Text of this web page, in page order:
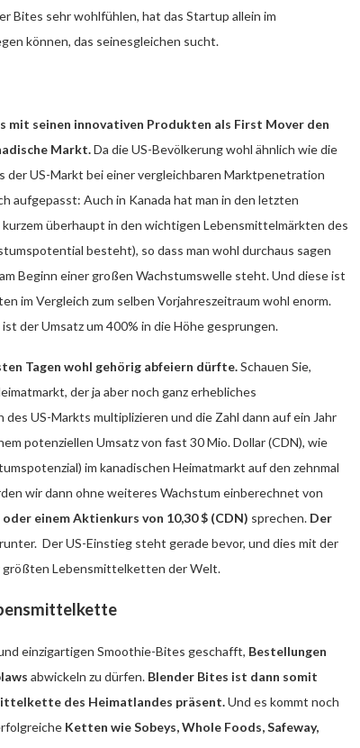
Bites sehr wohlfühlen, hat das Startup allein im
können, das seinesgleichen sucht.
mit seinen innovativen Produkten als First Mover den
Markt.Da die US-Bevölkerung wohl ähnlich wie die
der US-Markt bei einer vergleichbaren Marktpenetration
aufgepasst: Auch in Kanada hat man in den letzten
überhaupt in den wichtigen Lebensmittelmärkten des
besteht), so dass man wohl durchaus sagen
Beginn einer großen Wachstumswelle steht. Und diese ist
im Vergleich zum selben Vorjahreszeitraum wohl enorm.
der Umsatz um 400% in die Höhe gesprungen.
Tagen wohl gehörig abfeiern dürfte.Schauen Sie,
der ja aber noch ganz erhebliches
US-Markts multiplizieren und die Zahl dann auf ein Jahr
potenziellen Umsatz von fast 30 Mio. Dollar (CDN), wie
im kanadischen Heimatmarkt auf den zehnmal
wir dann ohne weiteres Wachstum einberechnet von
oder einem Aktienkurs von 10,30 $ (CDN) sprechen. Der
Der US-Einstieg steht gerade bevor, und dies mit der
größten Lebensmittelketten der Welt.
einzigartigen Smoothie-Bites geschafft, Bestellungen
abwickeln zu dürfen. Blender Bites ist dann somit
des Heimatlandes präsent.Und es kommt noch
Ketten wie Sobeys, Whole Foods, Safeway,